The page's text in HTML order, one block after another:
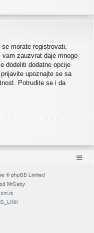
morate registrovati.
zauzvrat daje mnogo
dodeliti dodatne opcije
upoznajte se sa
Potrudite se i da
© phpBB Limited
MrGaby